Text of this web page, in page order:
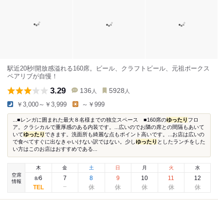
駅近20秒!開放感溢れる160席。ビール、クラフトビール、元祖ポークス
ペアリブが自慢！
3.29 136 人 5928 人
￥3,000～￥3,999 ～￥999
...■レンガに囲まれた最大８名様までの独立スペース ■160席のゆったり フロ
ア。クラシカルで重厚感のある内装です。...広いのでお隣の席との間隔もあいて
いてゆったりできます。洗面所も綺麗な点もポイント高いです。...お店は広いの
で食べてすぐに出なきゃいけない訳ではない。少しゆったり としたランチをした
い方はこのお店はおすすめである...
空席
情報
木
8/6
金
7
土
8
日
9
月
10
火
11
水
12